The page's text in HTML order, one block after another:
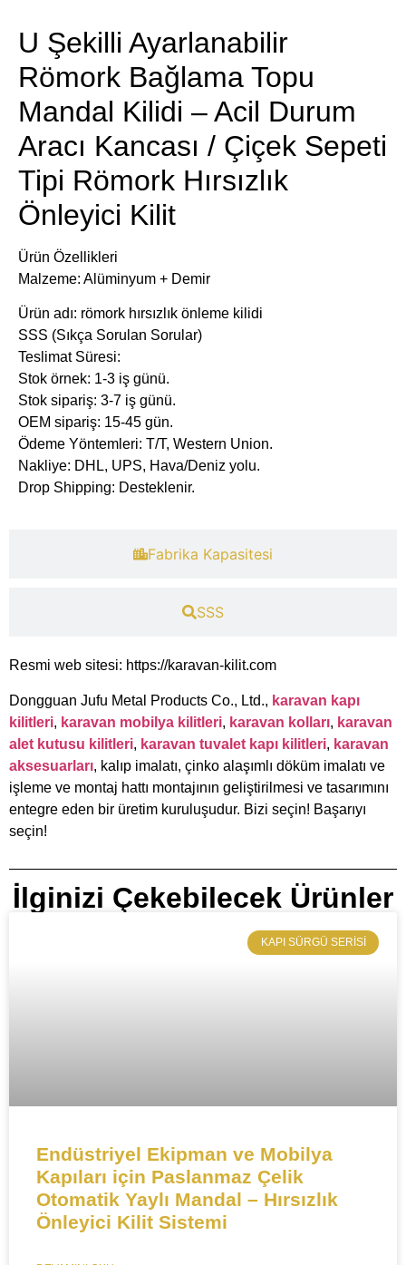
​Fabrika Kapasitesi​
​SSS
U Şekilli Ayarlanabilir
Römork Bağlama Topu
Mandal Kilidi – Acil Durum
Aracı Kancası / Çiçek Sepeti
Tipi Römork Hırsızlık
Önleyici Kilit
Ürün Özellikleri
Malzeme: Alüminyum + Demir
Ürün adı: römork hırsızlık önleme kilidi
SSS (Sıkça Sorulan Sorular)
​Teslimat Süresi:
Stok örnek: 1-3 iş günü.
Stok sipariş: 3-7 iş günü.
OEM sipariş: 15-45 gün.
​Ödeme Yöntemleri: T/T, Western Union.
​Nakliye: DHL, UPS, Hava/Deniz yolu.
​Drop Shipping: Desteklenir.
Resmi web sitesi: https://karavan-kilit.com
Dongguan Jufu Metal Products Co., Ltd., karavan kapı
kilitleri, karavan mobilya kilitleri, karavan kolları, karavan
alet kutusu kilitleri, karavan tuvalet kapı kilitleri, karavan
aksesuarları, kalıp imalatı, çinko alaşımlı döküm imalatı ve
işleme ve montaj hattı montajının geliştirilmesi ve tasarımını
entegre eden bir üretim kuruluşudur. Bizi seçin! Başarıyı
seçin!
İlginizi Çekebilecek Ürünler
​KAPI SÜRGÜ SERISI
​​Endüstriyel Ekipman ve Mobilya
Kapıları için Paslanmaz Çelik
Otomatik Yaylı Mandal – Hırsızlık
Önleyici Kilit Sistemi​​